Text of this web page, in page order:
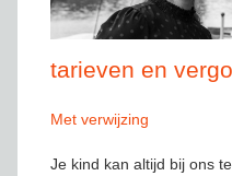
tarieven en
Met verwijzing
Je kind kan altijd bij ons